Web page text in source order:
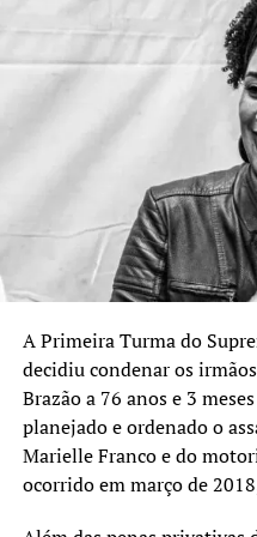
por tentativa de golpe de
complexo penitenciário
deixar o local no dia 13 de
sintomas de
hospitalizado. O ex-
em uma UTI de um
tratou uma pneumonia
Na decisão, o ministro
das atividades e
entre 15 de janeiro e 11
teve acompanhamento
200 atendimentos,
atividades físicas, recebeu
e terceiros autorizados,
religiosa.
O ex-presidente já havia
anteriormente. Ele foi
A Primeira Turma do
decidiu condenar os
Brazão a 76 anos e 3
planejado e ordenado o
Marielle Franco e do
ocorrido em março de